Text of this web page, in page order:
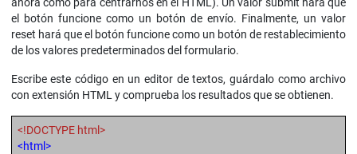
el botón funcione como un botón de envío. Finalmente, un valor
reset hará que el botón funcione como un botón de restablecimiento
de los valores predeterminados del formulario.
Escribe este código en un editor de textos, guárdalo como archivo
con extensión HTML y comprueba los resultados que se obtienen.
<!DOCTYPE html>
<html>